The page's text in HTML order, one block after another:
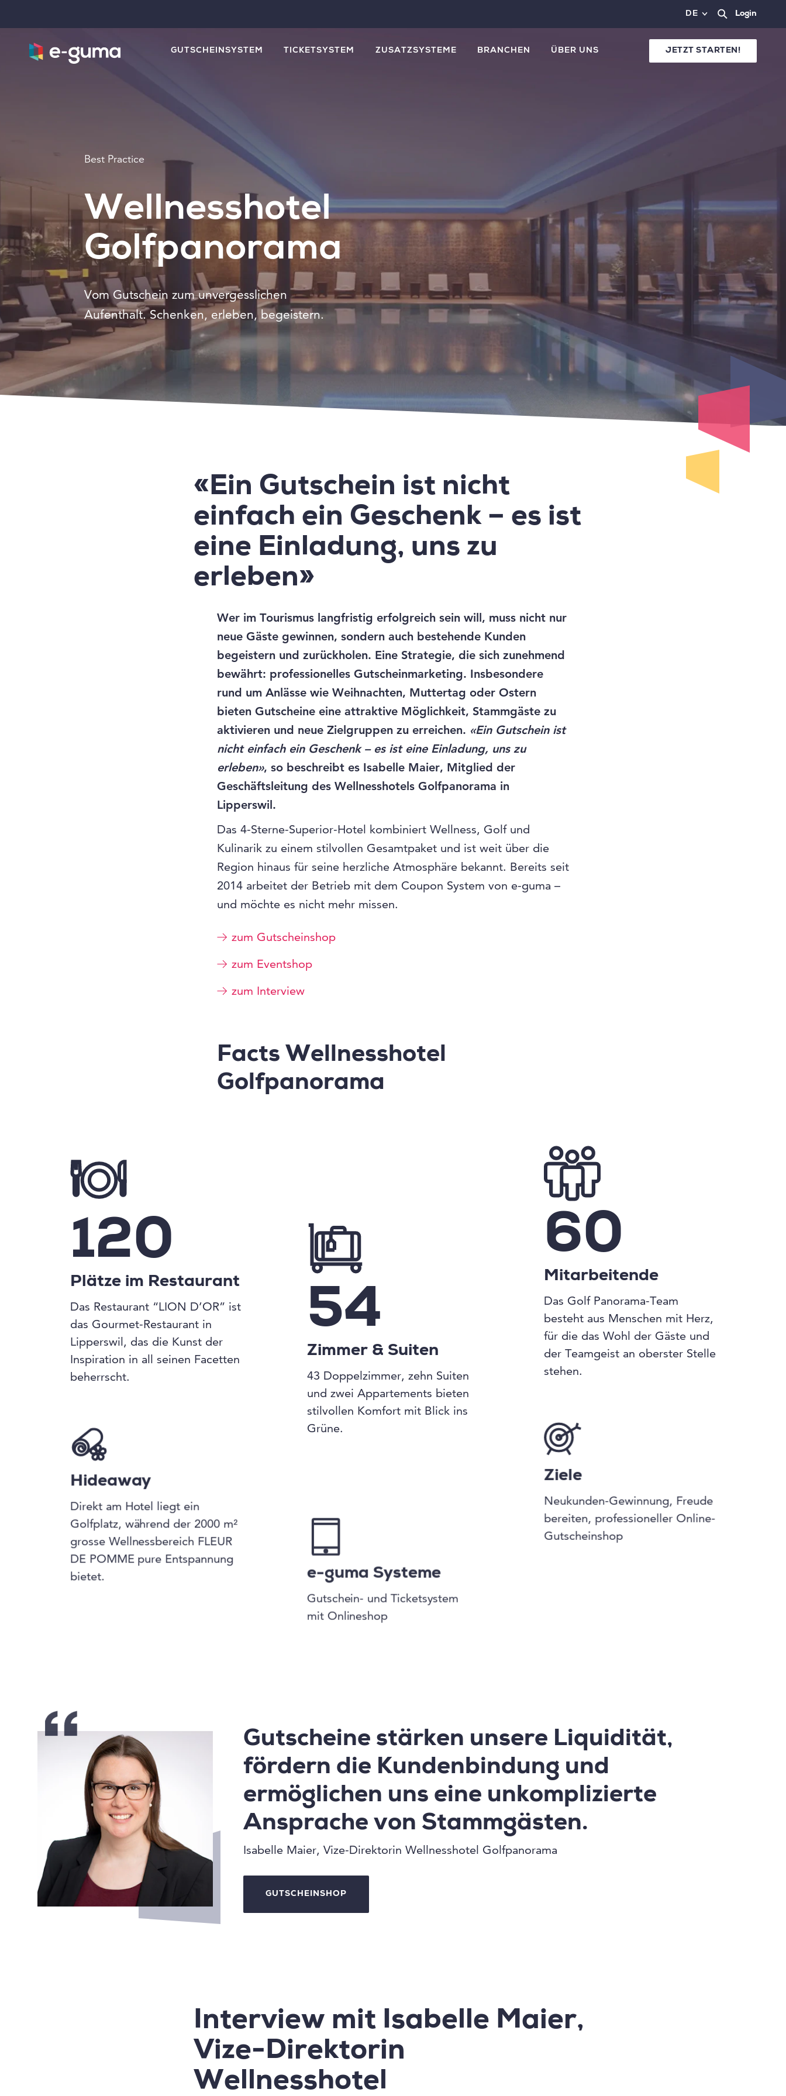
DE Login
GUTSCHEINSYSTEM TICKETSYSTEM ZUSATZSYSTEME BRANCHEN ÜBER UNS JETZT STARTEN!
Best Practice
Wellnesshotel
Golfpanorama
Vom Gutschein zum unvergesslichen
Aufenthalt. Schenken, erleben, begeistern.
«Ein Gutschein ist nicht
einfach ein Geschenk – es ist
eine Einladung, uns zu
erleben»
Wer im Tourismus langfristig erfolgreich sein will, muss nicht nur
neue Gäste gewinnen, sondern auch bestehende Kunden
begeistern und zurückholen. Eine Strategie, die sich zunehmend
bewährt: professionelles Gutscheinmarketing. Insbesondere
rund um Anlässe wie Weihnachten, Muttertag oder Ostern
bieten Gutscheine eine attraktive Möglichkeit, Stammgäste zu
aktivieren und neue Zielgruppen zu erreichen. «Ein Gutschein ist
nicht einfach ein Geschenk – es ist eine Einladung, uns zu
erleben», so beschreibt es Isabelle Maier, Mitglied der
Geschäftsleitung des Wellnesshotels Golfpanorama in
Lipperswil.
Das 4-Sterne-Superior-Hotel kombiniert Wellness, Golf und
Kulinarik zu einem stilvollen Gesamtpaket und ist weit über die
Region hinaus für seine herzliche Atmosphäre bekannt. Bereits seit
2014 arbeitet der Betrieb mit dem Coupon System von e-guma –
und möchte es nicht mehr missen.
zum Gutscheinshop
zum Eventshop
zum Interview
Facts Wellnesshotel
Golfpanorama
120
Plätze im Restaurant
Das Restaurant “LION D’OR” ist
das Gourmet-Restaurant in
Lipperswil, das die Kunst der
Inspiration in all seinen Facetten
beherrscht.
54
Zimmer & Suiten
43 Doppelzimmer, zehn Suiten
und zwei Appartements bieten
stilvollen Komfort mit Blick ins
Grüne.
60
Mitarbeitende
Das Golf Panorama-Team
besteht aus Menschen mit Herz,
für die das Wohl der Gäste und
der Teamgeist an oberster Stelle
stehen.
Hideaway
Direkt am Hotel liegt ein
Golfplatz, während der 2000 m²
grosse Wellnessbereich FLEUR
DE POMME pure Entspannung
bietet.
e-guma Systeme
Gutschein- und Ticketsystem
mit Onlineshop
Ziele
Neukunden-Gewinnung, Freude
bereiten, professioneller Online-
Gutscheinshop
Gutscheine stärken unsere Liquidität,
fördern die Kundenbindung und
ermöglichen uns eine unkomplizierte
Ansprache von Stammgästen.
Isabelle Maier, Vize-Direktorin Wellnesshotel Golfpanorama
GUTSCHEINSHOP
Interview mit Isabelle Maier,
Vize-Direktorin
Wellnesshotel